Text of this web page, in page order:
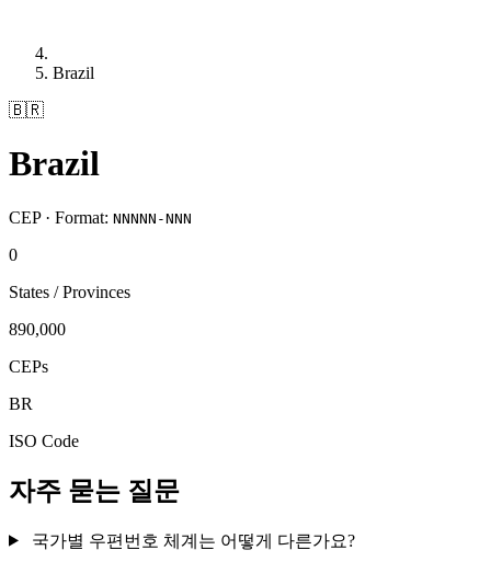
Brazil
🇧🇷
Brazil
CEP · Format: NNNNN-NNN
0
States / Provinces
890,000
CEPs
BR
ISO Code
자주 묻는 질문
국가별 우편번호 체계는 어떻게 다른가요?